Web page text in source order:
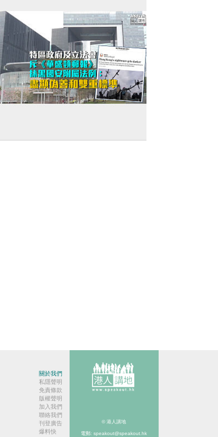
關於我們
私隱聲明
免責條款
版權聲明
加入我們
聯絡我們
刊登廣告
爆料快
© 港人講地
電郵: speakout@speakout.hk